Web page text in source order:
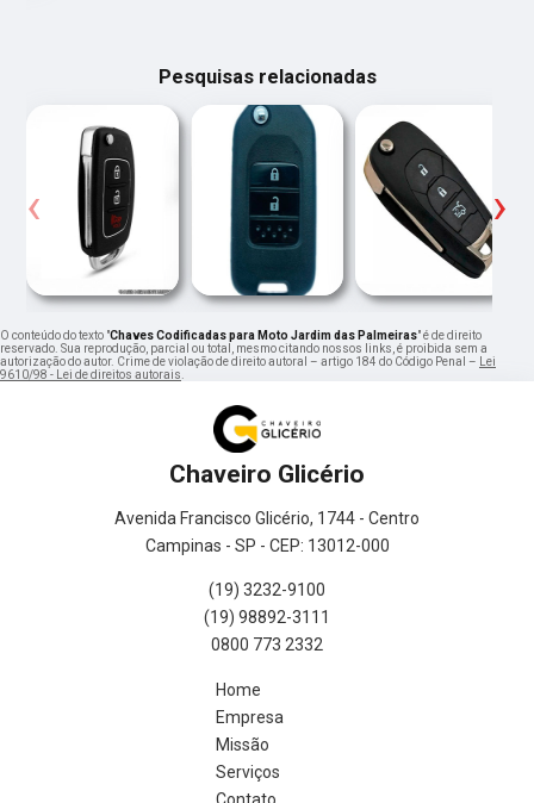
Pesquisas relacionadas
‹ ›
O conteúdo do texto "Chaves Codificadas para Moto Jardim das Palmeiras" é de direito
reservado. Sua reprodução, parcial ou total, mesmo citando nossos links, é proibida sem a
autorização do autor. Crime de violação de direito autoral – artigo 184 do Código Penal –
Lei
9610/98 - Lei de direitos autorais
Chaveiro Glicério
Avenida Francisco Glicério, 1744 - Centro
Campinas - SP - CEP: 13012-000
(19) 3232-9100
(19) 98892-3111
0800 773 2332
Home
Empresa
Missão
Serviços
Contato